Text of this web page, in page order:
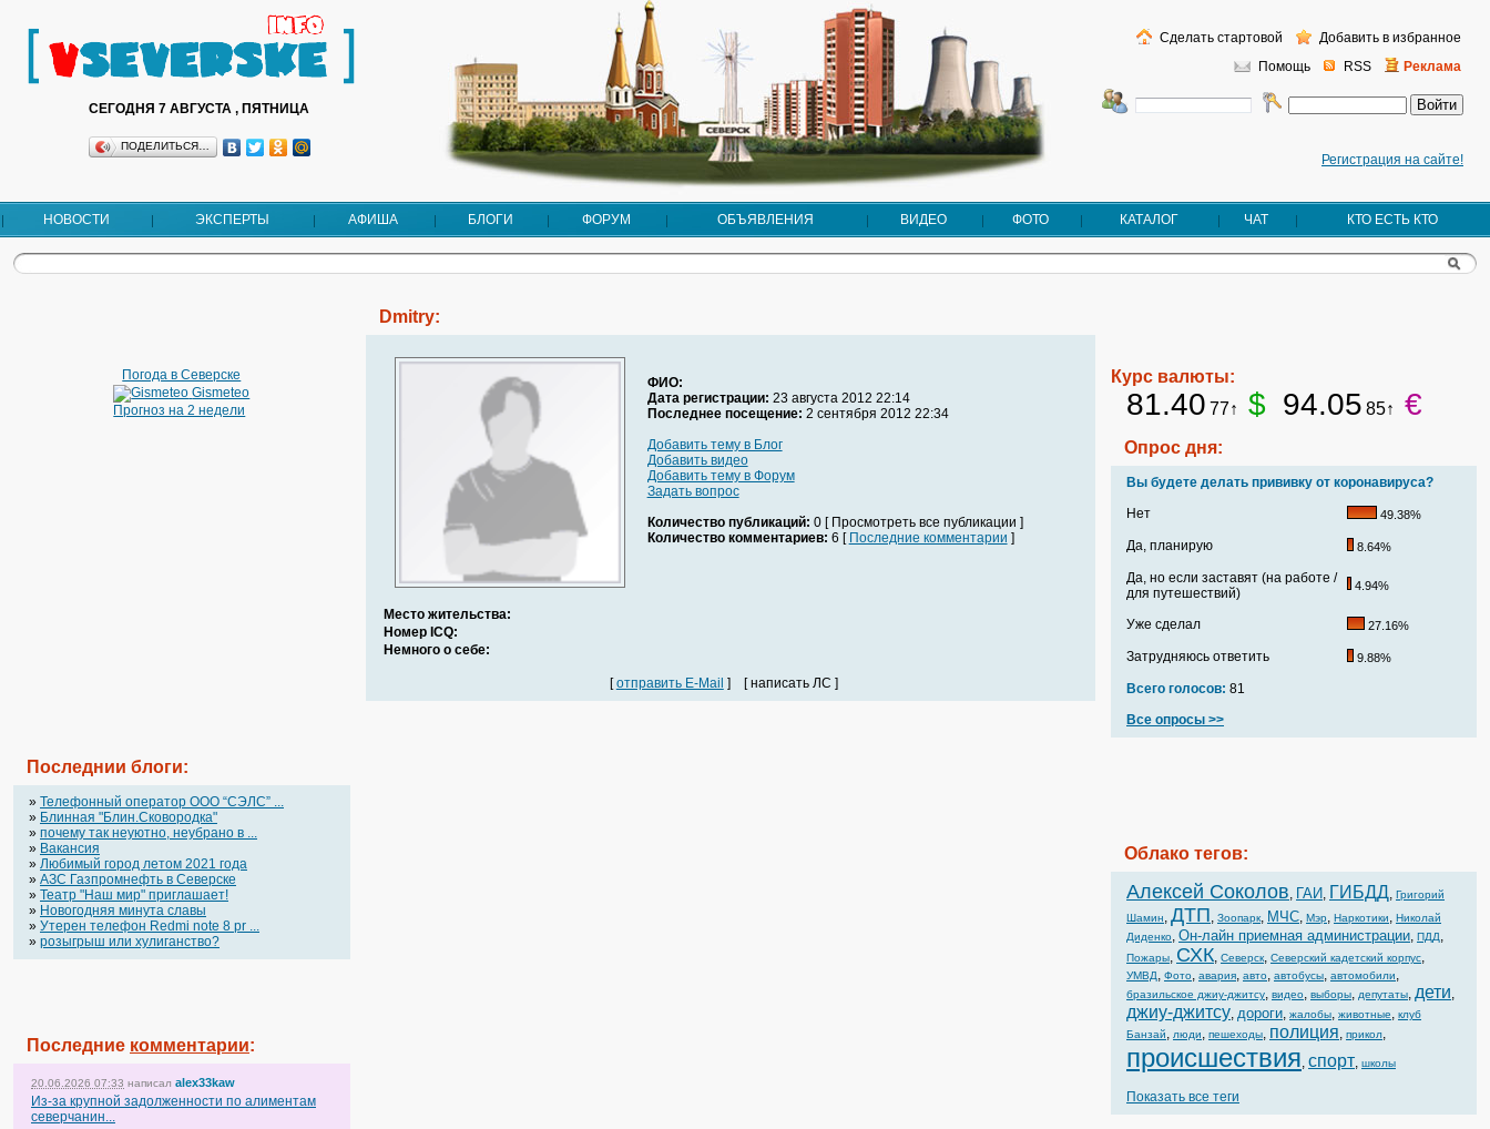
СЕГОДНЯ 7 АВГУСТА , ПЯТНИЦА
ПОДЕЛИТЬСЯ…
Регистрация на сайте!
Помощь RSS Реклама
Сделать стартовой Добавить в избранное
НОВОСТИ ЭКСПЕРТЫ АФИША БЛОГИ ФОРУМ ОБЪЯВЛЕНИЯ ВИДЕО ФОТО КАТАЛОГ ЧАТ КТО ЕСТЬ КТО
Погода в Северске
Gismeteo
Прогноз на 2 недели
Последнии блоги:
» Телефонный оператор OOO “СЭЛС” ...
» Блинная "Блин.Сковородка"
» почему так неуютно, неубрано в ...
» Вакансия
» Любимый город летом 2021 года
» АЗС Газпромнефть в Северске
» Театр "Наш мир" приглашает!
» Новогодняя минута славы
» Утерен телефон Redmi note 8 pr ...
» розыгрыш или хулиганство?
Последние комментарии:
20.06.2026 07:33 написал alex33kaw
Из-за крупной задолженности по алиментам
северчанин...
Dmitry:
ФИО:
Дата регистрации: 23 августа 2012 22:14
Последнее посещение: 2 сентября 2012 22:34
Добавить тему в Блог
Добавить видео
Добавить тему в Форум
Задать вопрос
Количество публикаций: 0 [ Просмотреть все публикации ]
Количество комментариев: 6 [ Последние комментарии ]
Место жительства:
Номер ICQ:
Немного о себе:
[отправить E-Mail ] [ написать ЛС ]
Курс валюты:
81.40 77↑ $ 94.05 85↑ €
Опрос дня:
Вы будете делать прививку от коронавируса?
Нет
49.38%
Да, планирую 8.64%
Да, но если заставят (на работе /
для путешествий)
4.94%
Уже сделал 27.16%
Затрудняюсь ответить 9.88%
Всего голосов: 81
Все опросы >>
Облако тегов:
Алексей Соколов, ГАИ, ГИБДД, Григорий
Шамин, ДТП, Зоопарк, МЧС, Мэр, Наркотики, Николай
Диденко, Он-лайн приемная администрации, ПДД,
Пожары, СХК, Северск, Северский кадетский корпус,
УМВД, Фото, авария, авто, автобусы, автомобили,
бразильское джиу-джитсу, видео, выборы, депутаты, дети,
джиу-джитсу, дороги, жалобы, животные, клуб
Банзай, люди, пешеходы, полиция, прикол,
происшествия, спорт, школы
Показать все теги